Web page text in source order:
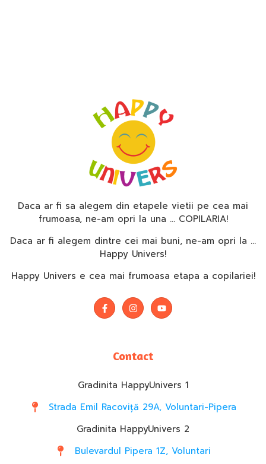
Daca ar fi sa alegem din etapele vietii pe cea mai
frumoasa, ne-am opri la una … COPILARIA!
Daca ar fi alegem dintre cei mai buni, ne-am opri la …
Happy Univers!
Happy Univers e cea mai frumoasa etapa a copilariei!
Contact
Gradinita HappyUnivers 1
Strada Emil Racoviță 29A, Voluntari-Pipera
Gradinita HappyUnivers 2
Bulevardul Pipera 1Z, Voluntari